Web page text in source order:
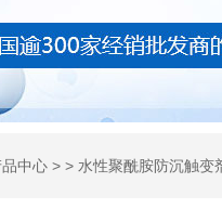
品中心 > > 水性聚酰胺防沉触变